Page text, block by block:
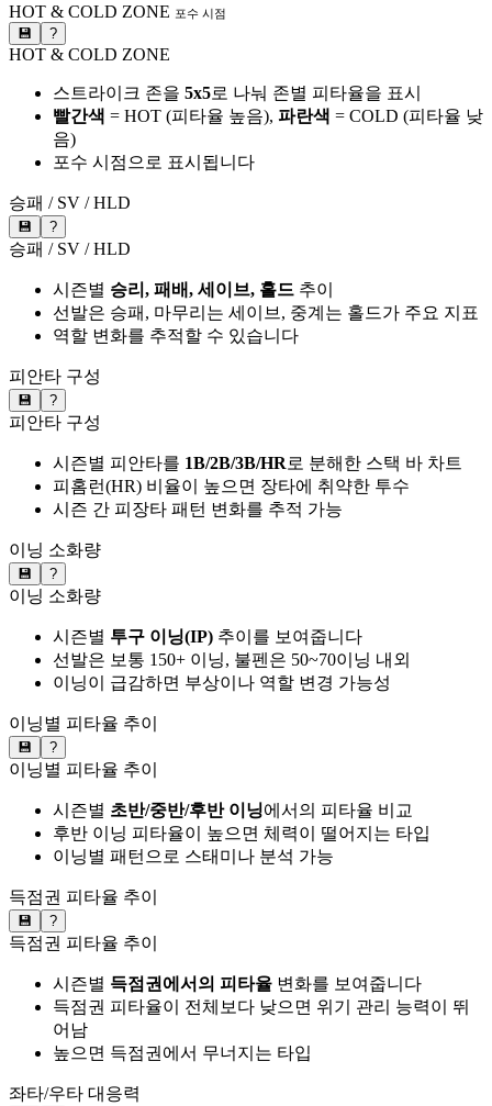
HOT & COLD ZONE 포수 시점
💾 ?
HOT & COLD ZONE
스트라이크 존을 5x5로 나눠 존별 피타율을 표시
빨간색 = HOT (피타율 높음), 파란색 = COLD (피타율 낮
음)
포수 시점으로 표시됩니다
승패 / SV / HLD
💾 ?
승패 / SV / HLD
시즌별 승리, 패배, 세이브, 홀드 추이
선발은 승패, 마무리는 세이브, 중계는 홀드가 주요 지표
역할 변화를 추적할 수 있습니다
피안타 구성
💾 ?
피안타 구성
시즌별 피안타를 1B/2B/3B/HR로 분해한 스택 바 차트
피홈런(HR) 비율이 높으면 장타에 취약한 투수
시즌 간 피장타 패턴 변화를 추적 가능
이닝 소화량
💾 ?
이닝 소화량
시즌별 투구 이닝(IP) 추이를 보여줍니다
선발은 보통 150+ 이닝, 불펜은 50~70이닝 내외
이닝이 급감하면 부상이나 역할 변경 가능성
이닝별 피타율 추이
💾 ?
이닝별 피타율 추이
시즌별 초반/중반/후반 이닝에서의 피타율 비교
후반 이닝 피타율이 높으면 체력이 떨어지는 타입
이닝별 패턴으로 스태미나 분석 가능
득점권 피타율 추이
💾 ?
득점권 피타율 추이
시즌별 득점권에서의 피타율 변화를 보여줍니다
득점권 피타율이 전체보다 낮으면 위기 관리 능력이 뛰
어남
높으면 득점권에서 무너지는 타입
좌타/우타 대응력